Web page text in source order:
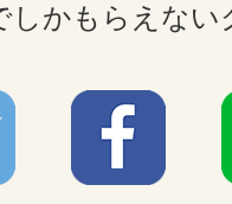
しかもらえない